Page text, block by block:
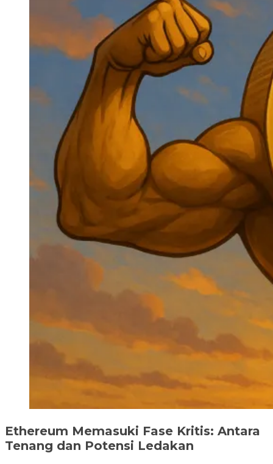
Ethereum Memasuki Fase Kritis: Antara
Tenang dan Potensi Ledakan